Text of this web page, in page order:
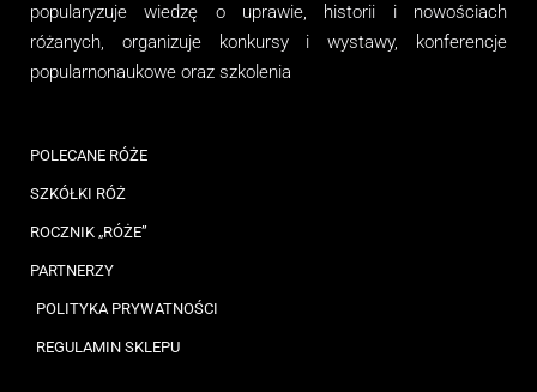
popularyzuje wiedzę o uprawie, historii i nowościach
różanych, organizujekonkursy i wystawy, konferencje
popularnonaukowe oraz szkolenia
POLECANE RÓŻE
SZKÓŁKI RÓŻ
ROCZNIK „RÓŻE”
PARTNERZY
POLITYKA PRYWATNOŚCI
REGULAMIN SKLEPU